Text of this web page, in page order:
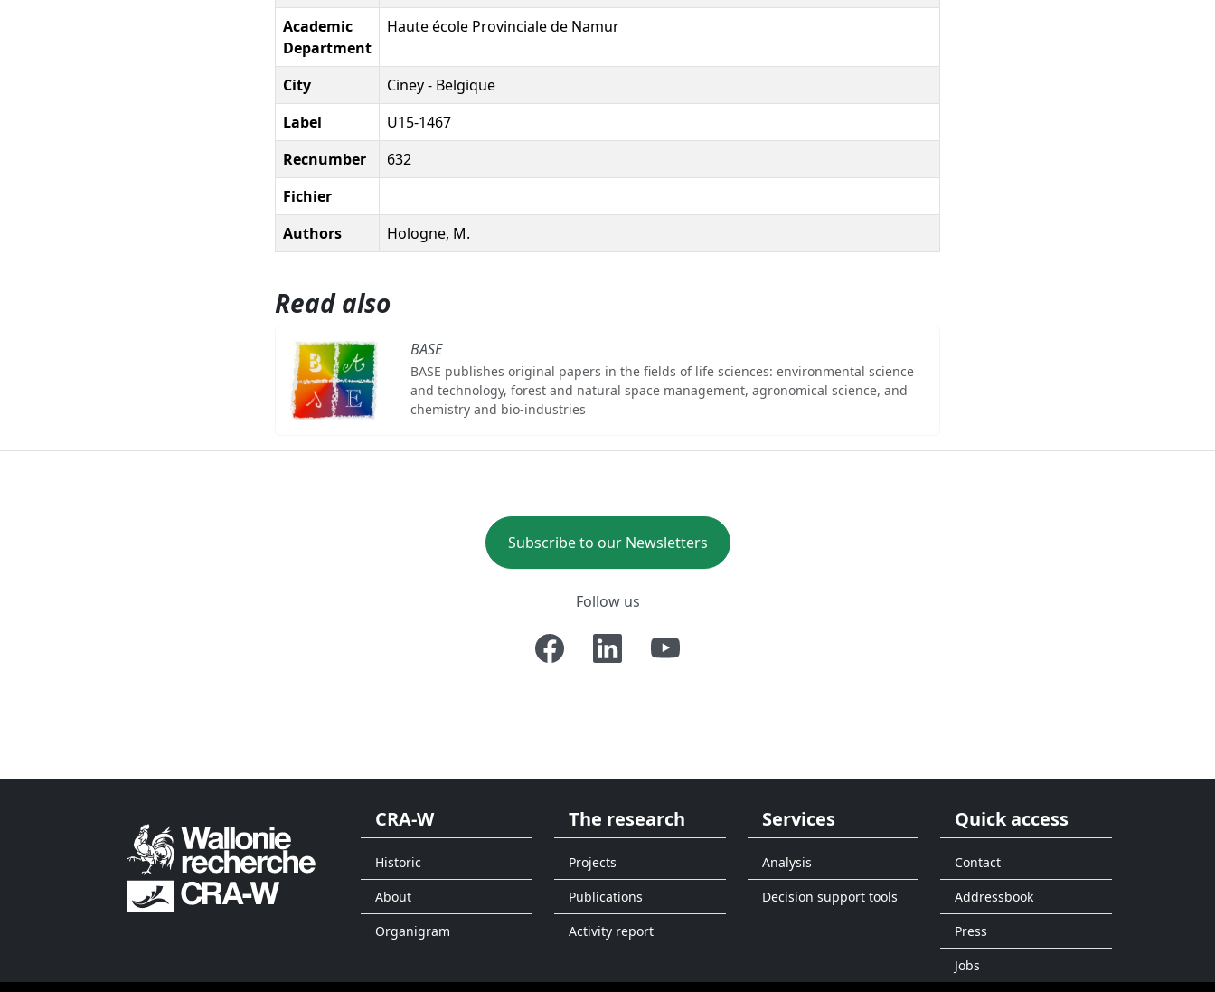
Academic
Department
Haute école Provinciale de Namur
City
Ciney - Belgique
Label
U15-1467
Recnumber
632
Fichier
Authors
Hologne, M.
Read also
BASE
BASE publishes original papers in the fields of life sciences: environmental science
and technology, forest and natural space management, agronomical science, and
chemistry and bio-industries
Subscribe to our Newsletters
Follow us
CRA-W
Historic
About
Organigram
The research
Projects
Publications
Activity report
Services
Analysis
Decision support tools
Quick access
Contact
Addressbook
Press
Jobs